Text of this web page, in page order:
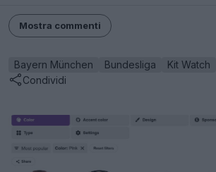
Mostra commenti
Bayern München Bundesliga Kit Watch
Condividi